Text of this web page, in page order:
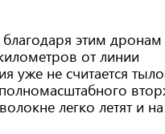
этим дронам
от линии
уже не считается
легко летят и